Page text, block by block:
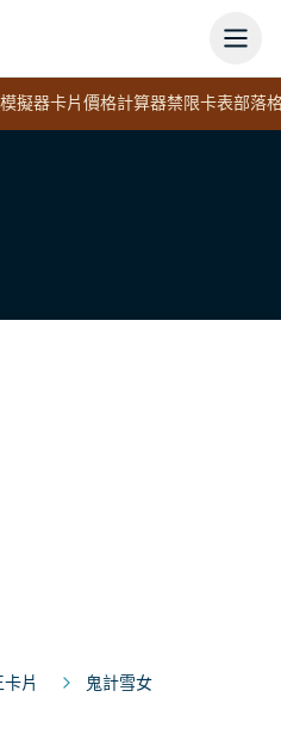
擬器卡片價格計算器禁限卡表部落
片 鬼計雪女